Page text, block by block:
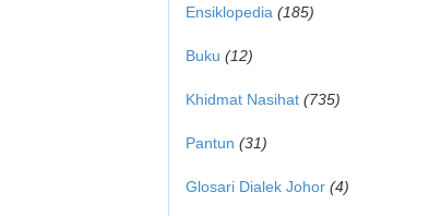
Ensiklopedia (185)
Buku (12)
Khidmat Nasihat (735)
Pantun (31)
Glosari Dialek Johor (4)